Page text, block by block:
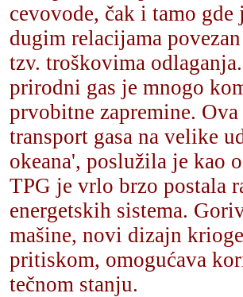
cevovode, čak i tamo
dugim relacijama
tzv. troškovima
prirodni gas je mnogo
prvobitne zapremine.
transport gasa na velike
okeana', poslužila je kao
TPG je vrlo brzo postala
energetskih sistema.
mašine, novi dizajn
pritiskom, omogućava
tečnom stanju.